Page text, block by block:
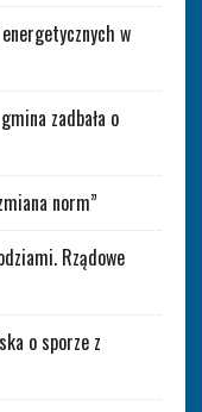
w
zadbała o
norm”
Rządowe
o sporze z